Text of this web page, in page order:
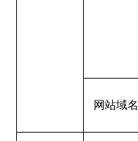
网站域名